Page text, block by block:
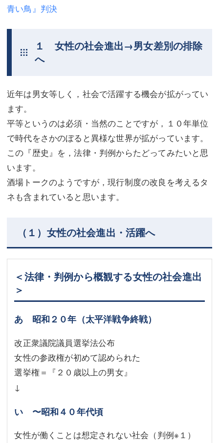
企業法務
刑事弁護
不動産登記
商業登記
調査・書面作成
債務整理
マスコミ取材・実績
アクセス
埼玉事務所 (さいたま市)
川口事務所（埼玉県川口市）
労働問題（解雇，残業等）
交通事故
商業登記
調査・書面作成
債務整理
マスコミ取材・実績
アクセス
東京事務所 (新宿・四谷)
川口事務所（埼玉県川口市）
お問い合せフォーム
青い鳥』判決
１ 女性の社会進出→男女差別の排除
へ
近年は男女等しく，社会で活躍する機会が拡がってい
ます。
平等というのは必須・当然のことですが，１０年単位
で時代をさかのぼると異様な世界が拡がっています。
この『歴史』を，法律・判例からたどってみたいと思
います。
酒場トークのようですが，現行制度の改良を考えるタ
ネも含まれていると思います。
（１）女性の社会進出・活躍へ
＜法律・判例から概観する女性の社会進出
＞
あ 昭和２０年（太平洋戦争終戦）
改正衆議院議員選挙法公布
女性の参政権が初めて認められた
選挙権＝『２０歳以上の男女』
↓
い 〜昭和４０年代頃
女性が働くことは想定されない社会（判例※１）